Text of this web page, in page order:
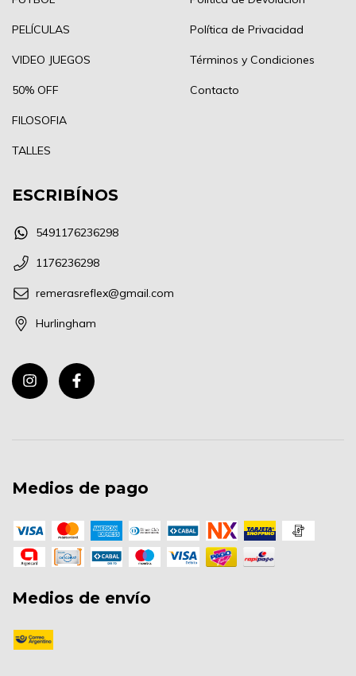
PELÍCULAS
VIDEO JUEGOS
50% OFF
FILOSOFIA
TALLES
Política de Privacidad
Términos y Condiciones
Contacto
ESCRIBÍNOS
5491176236298
1176236298
remerasreflex@gmail.com
Hurlingham
Medios de pago
Medios de envío